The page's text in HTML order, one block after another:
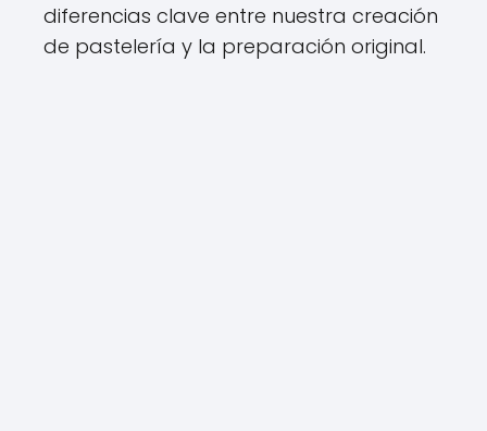
diferencias clave entre nuestra creación
de pastelería y la preparación original.